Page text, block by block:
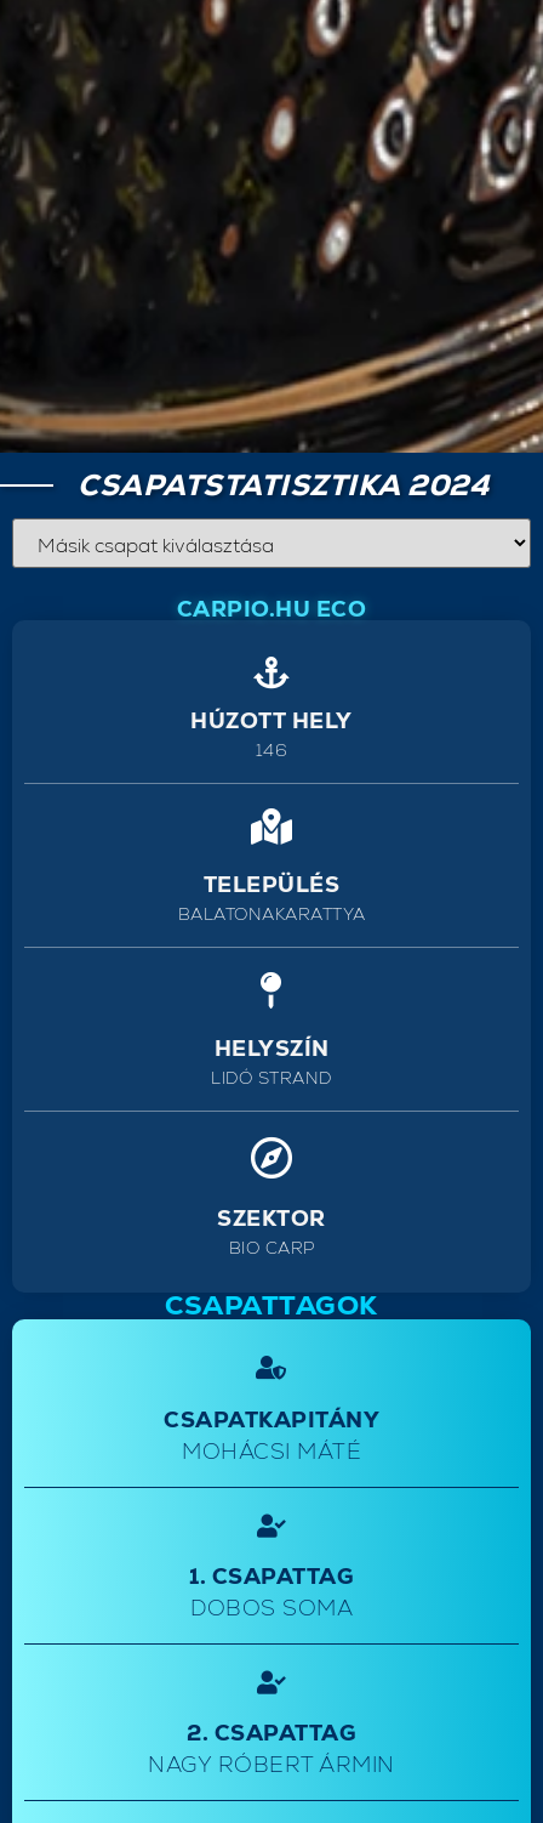
CSAPATSTATISZTIKA 2024
CARPIO.HU ECO
HÚZOTT HELY
146
TELEPÜLÉS
BALATONAKARATTYA
HELYSZÍN
LIDÓ STRAND
SZEKTOR
BIO CARP
CSAPATTAGOK
CSAPATKAPITÁNY
MOHÁCSI MÁTÉ
1. CSAPATTAG
DOBOS SOMA
2. CSAPATTAG
NAGY RÓBERT ÁRMIN